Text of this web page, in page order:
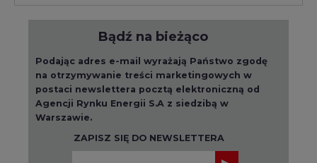
Bądź na bieżąco
Podając adres e-mail wyrażają Państwo zgodę
na otrzymywanie treści marketingowych w
postaci newslettera pocztą elektroniczną od
Agencji Rynku Energii S.A z siedzibą w
Warszawie.
ZAPISZ SIĘ DO NEWSLETTERA